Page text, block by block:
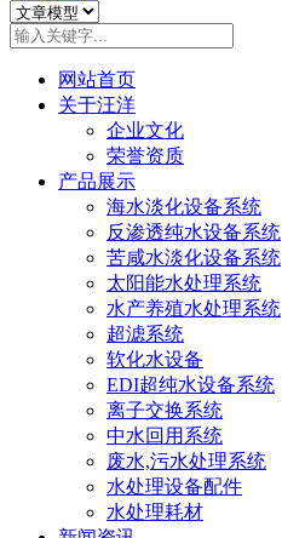
网站首页
关于汪洋
企业文化
荣誉资质
产品展示
海水淡化设备系统
反渗透纯水设备系统
苦咸水淡化设备系统
太阳能水处理系统
水产养殖水处理系统
超滤系统
软化水设备
EDI超纯水设备系统
离子交换系统
中水回用系统
废水,污水处理系统
水处理设备配件
水处理耗材